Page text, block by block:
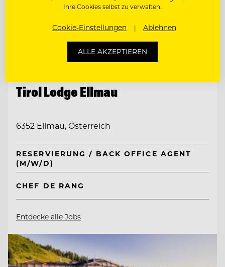
Tirol Lodge Ellmau
6352 Ellmau, Österreich
RESERVIERUNG / BACK OFFICE AGENT
(M/W/D)
CHEF DE RANG
Entdecke alle Jobs
Ihre Cookies selbst zu verwalten.
Cookie-Einstellungen Ablehnen
ALLE AKZEPTIEREN